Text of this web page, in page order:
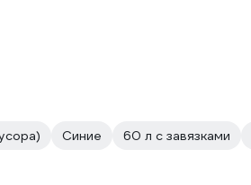
Синие 60 л с завязками